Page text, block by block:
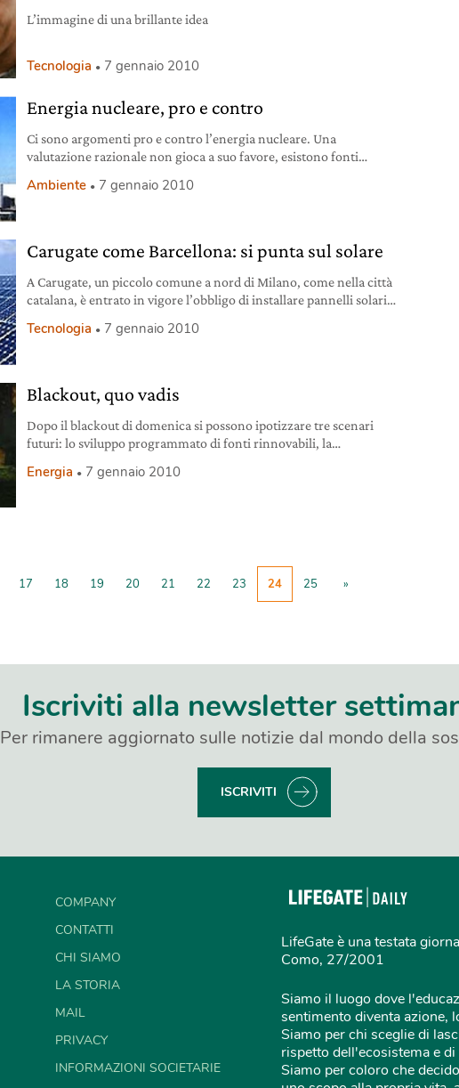
L’immagine di una brillante idea
Tecnologia 7 gennaio 2010
Energia nucleare, pro e contro
Ci sono argomenti pro e contro l’energia nucleare. Una
valutazione razionale non gioca a suo favore, esistono fonti
Ambiente 7 gennaio 2010
Carugate come Barcellona: si punta sul solare
A Carugate, un piccolo comune a nord di Milano, come nella città
catalana, è entrato in vigore l’obbligo di installare pannelli solari
Tecnologia 7 gennaio 2010
Blackout, quo vadis
Dopo il blackout di domenica si possono ipotizzare tre scenari
futuri: lo sviluppo programmato di fonti rinnovabili, la
nella situazione attuale.
Energia 7 gennaio 2010
17 18 19 20 21 22 23 24 25 »
Iscriviti alla newsletter
Per rimanere aggiornato sulle notizie dal mondo della
ISCRIVITI
COMPANY
CONTATTI
CHI SIAMO
LA STORIA
MAIL
PRIVACY
INFORMAZIONI SOCIETARIE
LifeGate è una testata
Como, 27/2001
Siamo il luogo dove
sentimento diventa azione,
Siamo per chi sceglie di
rispetto dell'ecosistema e
Siamo per coloro che